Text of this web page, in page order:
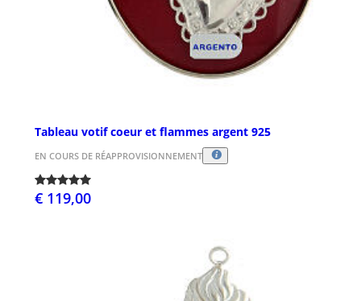
Tableau votif coeur et flammes argent 925
EN COURS DE RÉAPPROVISIONNEMENT
€ 119,00